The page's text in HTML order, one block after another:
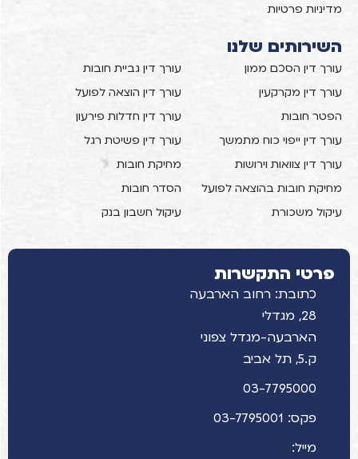
מדיניות פרטיות
השירותים שלנו
עורך דין הסכם ממון
עורך דין גביית חובות
עורך דין מקרקעין
עורך דין הוצאה לפועל
הפטר חובות
עורך דין חדלות פירעון
עורך דין ייפוי כוח מתמשך
עורך דין פשיטת רגל
עורך דין צוואות וירושות
מחיקת חובות
מחיקת חובות בהוצאה לפועל
הסדר חובות
עיקול משכורת
עיקול חשבון בנק
פרטי התקשרות
כתובת: רחוב הארבעה
28, מגדלי
הארבעה-מגדל צפוני
ק.5, תל אביב
03-7795000
פקס: 03-7795001
מייל: